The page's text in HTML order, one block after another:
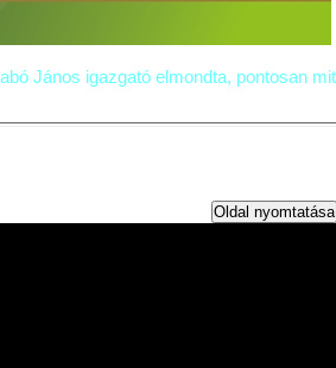
János igazgató elmondta, pontosan